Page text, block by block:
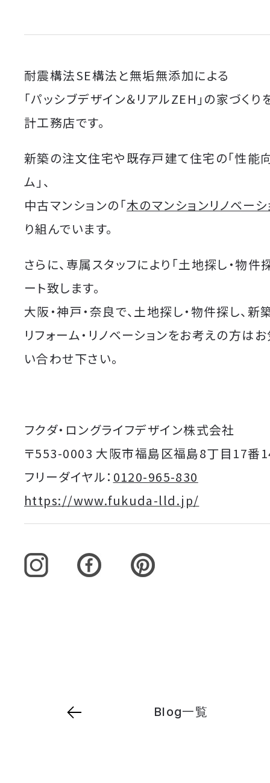
耐震構法SE構法と無垢無添加による
「パッシブデザイン＆リアルZEH」の家づく
計工務店です。
新築の注文住宅や既存戸建て住宅の「性能
ム」、
中古マンションの「木のマンションリノベーシ
り組んでいます。
さらに、専属スタッフにより「土地探し・物件
ート致します。
大阪・神戸・奈良で、土地探し・物件探し、新
リフォーム・リノベーションをお考えの方は
い合わせ下さい。
フクダ・ロングライフデザイン株式会社
〒553-0003 大阪市福島区福島8丁目17番
フリーダイヤル： 0120-965-830
https://www.fukuda-lld.jp/
Blog一覧